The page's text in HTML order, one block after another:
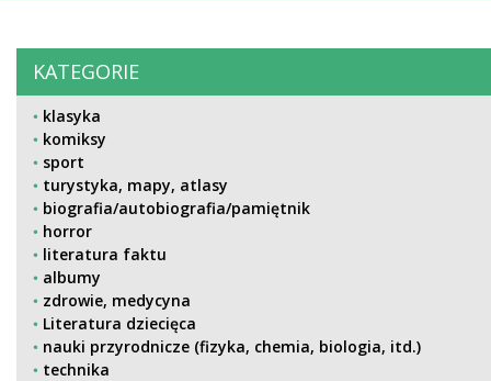
KATEGORIE
klasyka
komiksy
sport
turystyka, mapy, atlasy
biografia/autobiografia/pamiętnik
horror
literatura faktu
albumy
zdrowie, medycyna
Literatura dziecięca
nauki przyrodnicze (fizyka, chemia, biologia, itd.)
technika